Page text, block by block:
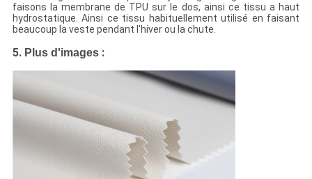
faisons la membrane de TPU sur le dos, ainsi ce tissu a haut
hydrostatique. Ainsi ce tissu habituellement utilisé en faisant
beaucoup la veste pendant l'hiver ou la chute.
5. Plus d'images: